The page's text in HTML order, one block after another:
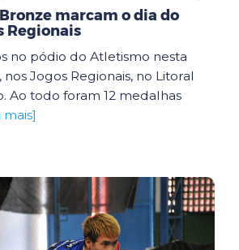
marcam o dia do
Regionais
no pódio do Atletismo nesta
Jogos Regionais, no Litoral
Ao todo foram 12 medalhas
mais]